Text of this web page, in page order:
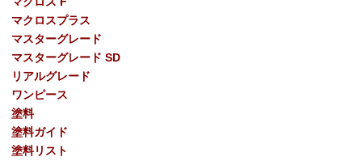
マクロスプラス
マスターグレード
マスターグレード SD
リアルグレード
ワンピース
塗料
塗料ガイド
塗料リスト